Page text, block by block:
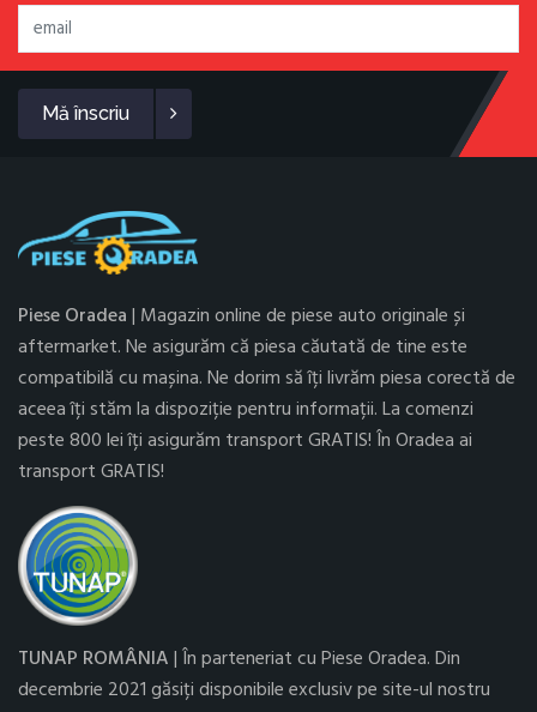
Mă înscriu
Piese Oradea| Magazin online de piese auto originale și
aftermarket. Ne asigurăm că piesa căutată de tine este
compatibilă cu mașina. Ne dorim să îți livrăm piesa corectă de
aceea îți stăm la dispoziție pentru informații. La comenzi
peste 800 lei îți asigurăm transport GRATIS! În Oradea ai
transport GRATIS!
TUNAP ROMÂNIA| În parteneriat cu Piese Oradea. Din
decembrie 2021 găsiți disponibile exclusiv pe site-ul nostru